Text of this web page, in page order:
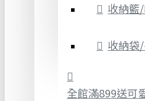
收納籃
收納袋
全館滿899送可